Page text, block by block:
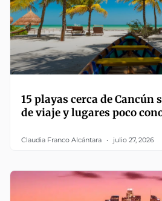
15 playas cerca de Cancún
de viaje y lugares poco
Claudia Franco Alcántara julio 27, 2026